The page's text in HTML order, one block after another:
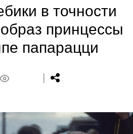
в точности
принцессы
папарацци